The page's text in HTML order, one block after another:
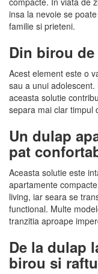
insa la nevoie se
familie si prieteni.
Din birou
Acest element este o
sau a unui
aceasta solutie
separa mai clar timpul
Un dulap
pat
Aceasta solutie este
apartamente
living, iar seara se
functional. Multe
tranzitia aproape
De la dulap
birou si